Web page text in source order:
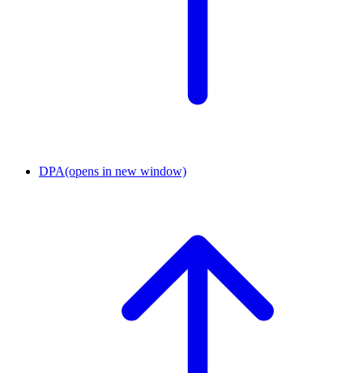
DPA(opens in new window)